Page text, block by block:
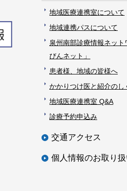
地域医療連携室について
地域連携パスについて
泉州南部診療情報ネット
びんネット」
患者様、地域の皆様へ
かかりつけ医と紹介のし
地域医療連携室 Q&A
診療予約申込み
交通アクセス
個人情報のお取り